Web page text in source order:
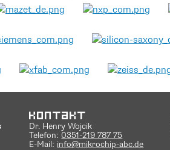
Kontakt
Dr. Henry Wojcik
Telefon:0351-219 787 75
E-Mail: info@mikrochip-abc.de